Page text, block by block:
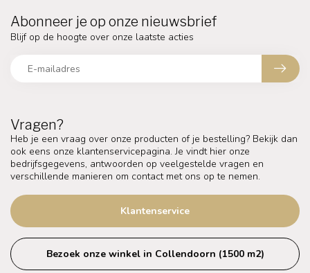
Vragen?
Heb je een vraag over onze producten of je bestelling? Bekijk dan
ook eens onze klantenservicepagina. Je vindt hier onze
bedrijfsgegevens, antwoorden op veelgestelde vragen en
verschillende manieren om contact met ons op te nemen.
Klantenservice
Bezoek onze winkel in Collendoorn (1500 m2)
Abonneer je op onze nieuwsbrief
Blijf op de hoogte over onze laatste acties